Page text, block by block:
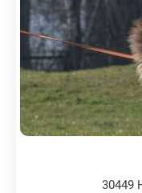
30449